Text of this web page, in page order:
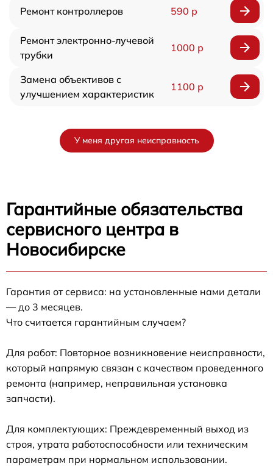
Ремонт контроллеров 590 р
Ремонт электронно-лучевой
трубки
1000 р
Замена объективов с
улучшением характеристик
1100 р
У меня другая неисправность
Гарантийные обязательства
сервисного центра в
Новосибирске
Гарантия от сервиса: на установленные нами детали
— до 3 месяцев.
Что считается гарантийным случаем?
Для работ: Повторное возникновение неисправности,
который напрямую связан с качеством проведенного
ремонта (например, неправильная установка
запчасти).
Для комплектующих: Преждевременный выход из
строя, утрата работоспособности или техническим
параметрам при нормальном использовании.